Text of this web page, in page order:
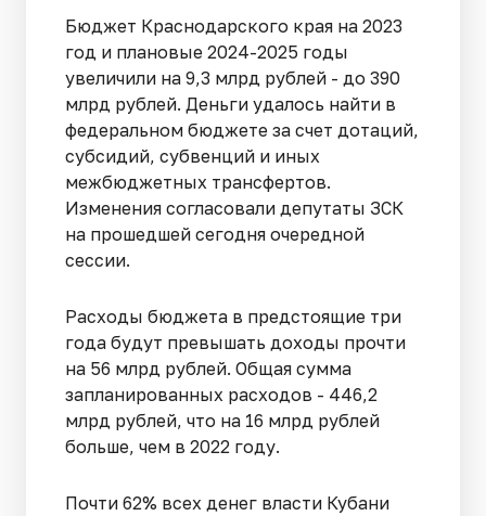
Бюджет Краснодарского края на 2023
год и плановые 2024-2025 годы
увеличили на 9,3 млрд рублей - до 390
млрд рублей. Деньги удалось найти в
федеральном бюджете за счет дотаций,
субсидий, субвенций и иных
межбюджетных трансфертов.
Изменения согласовали депутаты ЗСК
на прошедшей сегодня очередной
сессии.
Расходы бюджета в предстоящие три
года будут превышать доходы прочти
на 56 млрд рублей. Общая сумма
запланированных расходов - 446,2
млрд рублей, что на 16 млрд рублей
больше, чем в 2022 году.
Почти 62% всех денег власти Кубани